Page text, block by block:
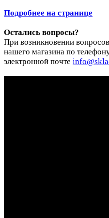
Подробнее на странице
Остались вопросы?
При возникновении
нашего магазина по
электронной почте